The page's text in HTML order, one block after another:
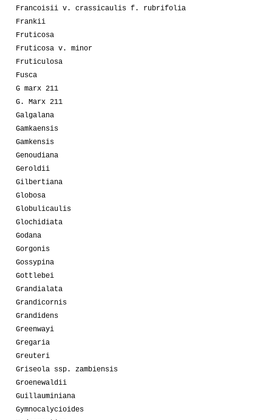
Francoisii v. crassicaulis f. rubrifolia
Frankii
Fruticosa
Fruticosa v. minor
Fruticulosa
Fusca
G marx 211
G. Marx 211
Galgalana
Gamkaensis
Gamkensis
Genoudiana
Geroldii
Gilbertiana
Globosa
Globulicaulis
Glochidiata
Godana
Gorgonis
Gossypina
Gottlebei
Grandialata
Grandicornis
Grandidens
Greenwayi
Gregaria
Greuteri
Griseola ssp. zambiensis
Groenewaldii
Guillauminiana
Gymnocalycioides